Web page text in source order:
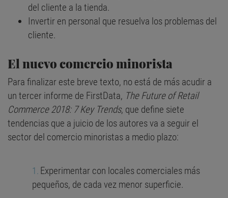
del cliente a la tienda.
Invertir en personal que resuelva los problemas del
cliente.
El nuevo comercio minorista
Para finalizar este breve texto, no está de más acudir a
un tercer informe de FirstData, The Future of Retail
Commerce 2018: 7 Key Trends, que define siete
tendencias que a juicio de los autores va a seguir el
sector del comercio minoristas a medio plazo:
Experimentar con locales comerciales más
pequeños, de cada vez menor superficie.